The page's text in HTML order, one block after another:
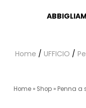
Home / UFFICIO /
Home » Shop » Penna a